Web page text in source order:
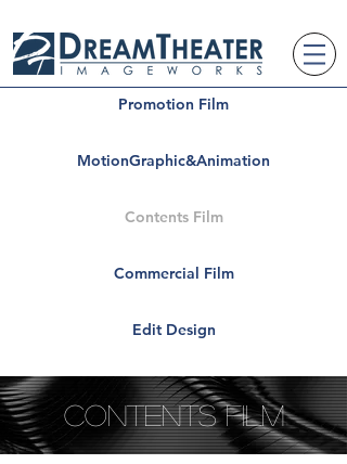
Promotion Film
MotionGraphic&Animation
Contents Film
Commercial Film
Edit Design
Contents film